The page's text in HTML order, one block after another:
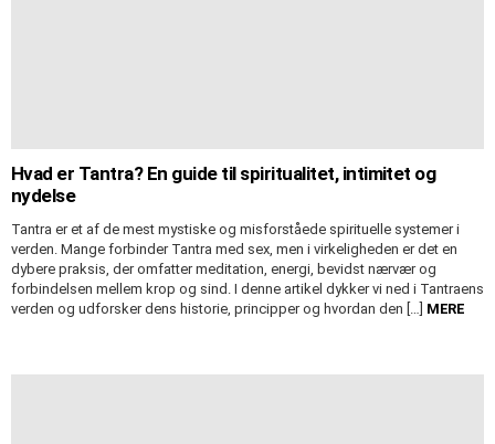
Hvad er Tantra? En guide til spiritualitet, intimitet og
nydelse
Tantra er et af de mest mystiske og misforståede spirituelle systemer i
verden. Mange forbinder Tantra med sex, men i virkeligheden er det en
dybere praksis, der omfatter meditation, energi, bevidst nærvær og
forbindelsen mellem krop og sind. I denne artikel dykker vi ned i Tantraens
verden og udforsker dens historie, principper og hvordan den […] MERE